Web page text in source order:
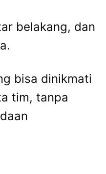
belakang, dan
bisa dinikmati
tim, tanpa